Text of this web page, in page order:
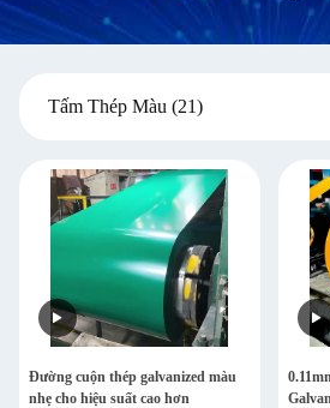
Tấm Thép Màu (21)
Đường cuộn thép galvanized màu
nhẹ cho hiệu suất cao hơn